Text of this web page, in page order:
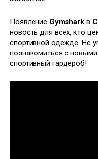
Появление Gymshark в
новость для всех‚ кто
спортивной одежде. Не
познакомиться с
спортивный гардероб!